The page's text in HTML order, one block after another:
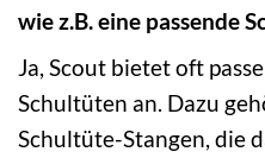
wie z.B. eine passende
Ja, Scout bietet oft
Schultüten an. Dazu
Schultüte-Stangen, die